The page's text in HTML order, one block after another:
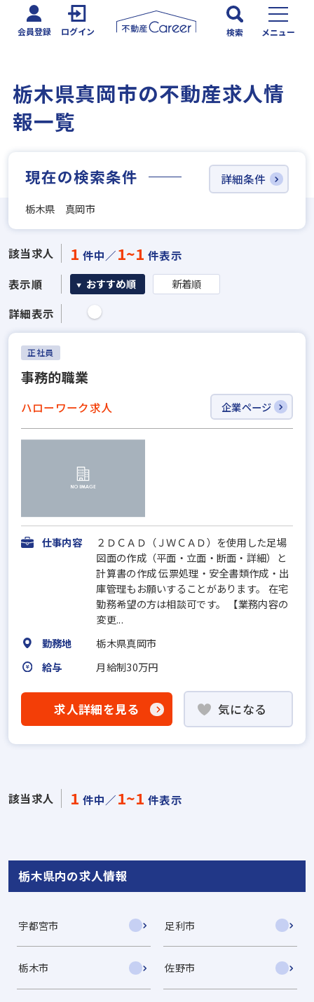
会員登録 ログイン 検索 メニュー
栃木県真岡市の不動産求人情
報一覧
現在の検索条件
栃木県 真岡市
詳細条件
該当求人 1 件中／1~1 件表示
表示順
おすすめ順 新着順
詳細表示
正社員
事務的職業
ハローワーク求人 企業ページ
仕事内容
２ＤＣＡＤ（ＪＷＣＡＤ）を使用した足場
図面の作成（平面・立面・断面・詳細）と
計算書の作成 伝票処理・安全書類作成・出
庫管理もお願いすることがあります。 在宅
勤務希望の方は相談可です。 【業務内容の
変更...
勤務地
栃木県真岡市
給与
月給制30万円
求人詳細を見る 気になる
該当求人 1 件中／1~1 件表示
栃木県内の求人情報
宇都宮市 足利市
栃木市 佐野市